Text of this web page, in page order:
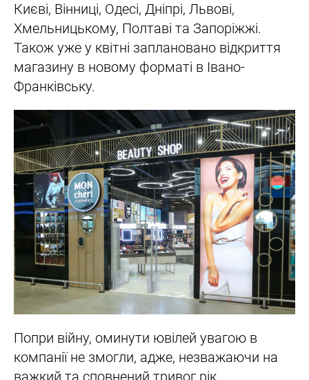
Києві, Вінниці, Одесі, Дніпрі, Львові,
Хмельницькому, Полтаві та Запоріжжі.
Також уже у квітні заплановано відкриття
магазину в новому форматі в Івано-
Франківську.
Попри війну, оминути ювілей увагою в
компанії не змогли, адже, незважаючи на
важкий та сповнений тривог рік,